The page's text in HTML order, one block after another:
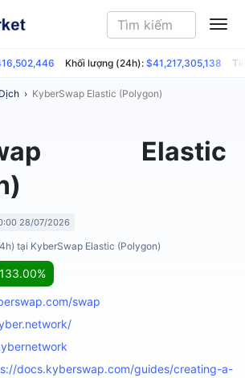
Khối lượng (24h): $41,217,305,138
› KyberSwap Elastic (Polygon)
Elastic
28/07/2026
tại KyberSwap Elastic (Polygon)
133.00%
swap
docs.kyberswap.com/guides/creating-a-